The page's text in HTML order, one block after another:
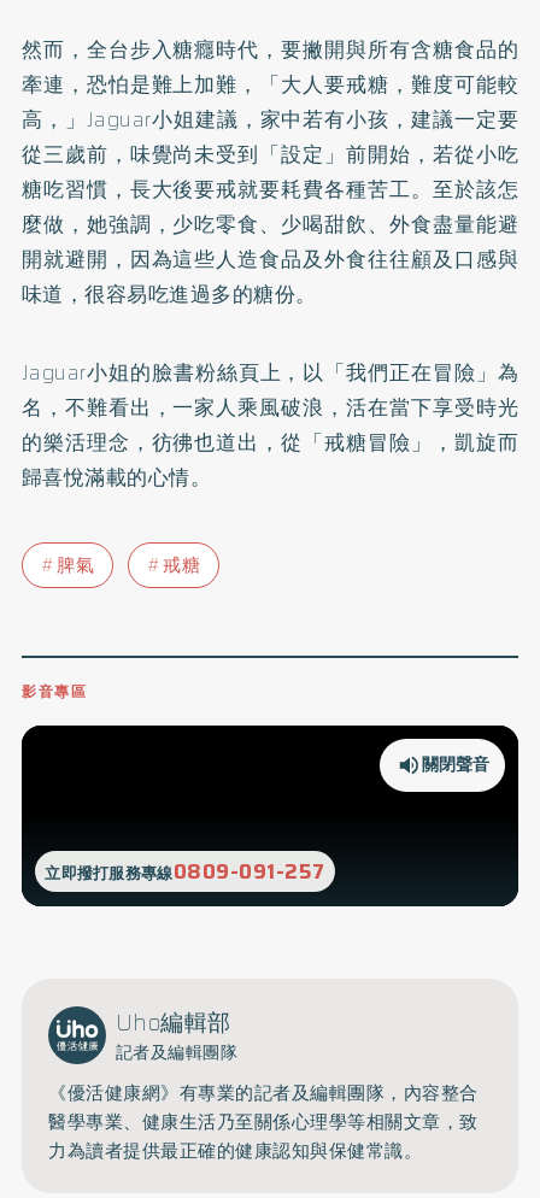
然而，全台步入糖癮時代，要撇開與所有含糖食品的
牽連，恐怕是難上加難，「大人要戒糖，難度可能較
高，」Jaguar小姐建議，家中若有小孩，建議一定要
從三歲前，味覺尚未受到「設定」前開始，若從小吃
糖吃習慣，長大後要戒就要耗費各種苦工。至於該怎
麼做，她強調，少吃零食、少喝甜飲、外食盡量能避
開就避開，因為這些人造食品及外食往往顧及口感與
味道，很容易吃進過多的糖份。
Jaguar小姐的臉書粉絲頁上，以「我們正在冒險」為
名，不難看出，一家人乘風破浪，活在當下享受時光
的樂活理念，彷彿也道出，從「戒糖冒險」，凱旋而
歸喜悅滿載的心情。
脾氣 戒糖
影音專區
立即撥打服務專線0809-091-257
關閉聲音
Uho編輯部
記者及編輯團隊
《優活健康網》有專業的記者及編輯團隊，內容整合
醫學專業、健康生活乃至關係心理學等相關文章，致
力為讀者提供最正確的健康認知與保健常識。